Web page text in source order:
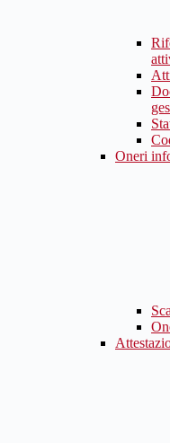
Oneri